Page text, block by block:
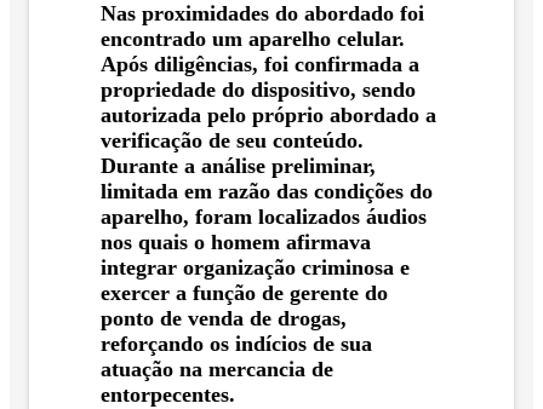
Nas proximidades do abordado foi
encontrado um aparelho celular.
Após diligências, foi confirmada a
propriedade do dispositivo, sendo
autorizada pelo próprio abordado a
verificação de seu conteúdo.
Durante a análise preliminar,
limitada em razão das condições do
aparelho, foram localizados áudios
nos quais o homem afirmava
integrar organização criminosa e
exercer a função de gerente do
ponto de venda de drogas,
reforçando os indícios de sua
atuação na mercancia de
entorpecentes.